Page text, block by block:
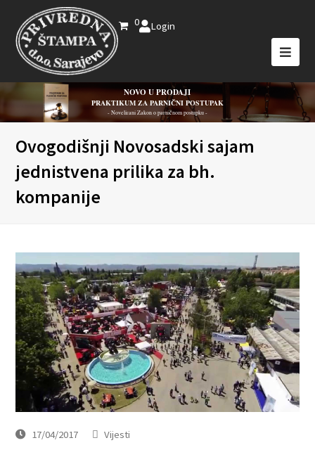
0 Login
NOVO U PRODAJI
PRAKTIKUM ZA PARNIČNI POSTUPAK
- Novelirani Zakon o parničnom postupku -
Ovogodišnji Novosadski sajam
jednistvena prilika za bh.
kompanije
17/04/2017 Vijesti